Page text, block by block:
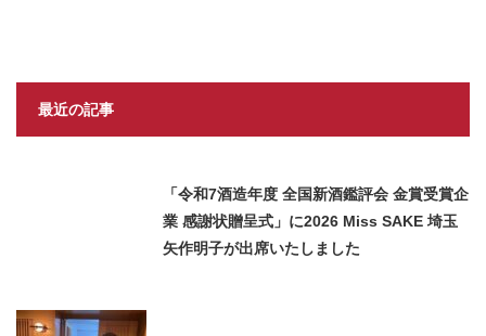
最近の記事
「令和7酒造年度 全国新酒鑑評会 金賞受賞企
業 感謝状贈呈式」に2026 Miss SAKE 埼玉
矢作明子が出席いたしました